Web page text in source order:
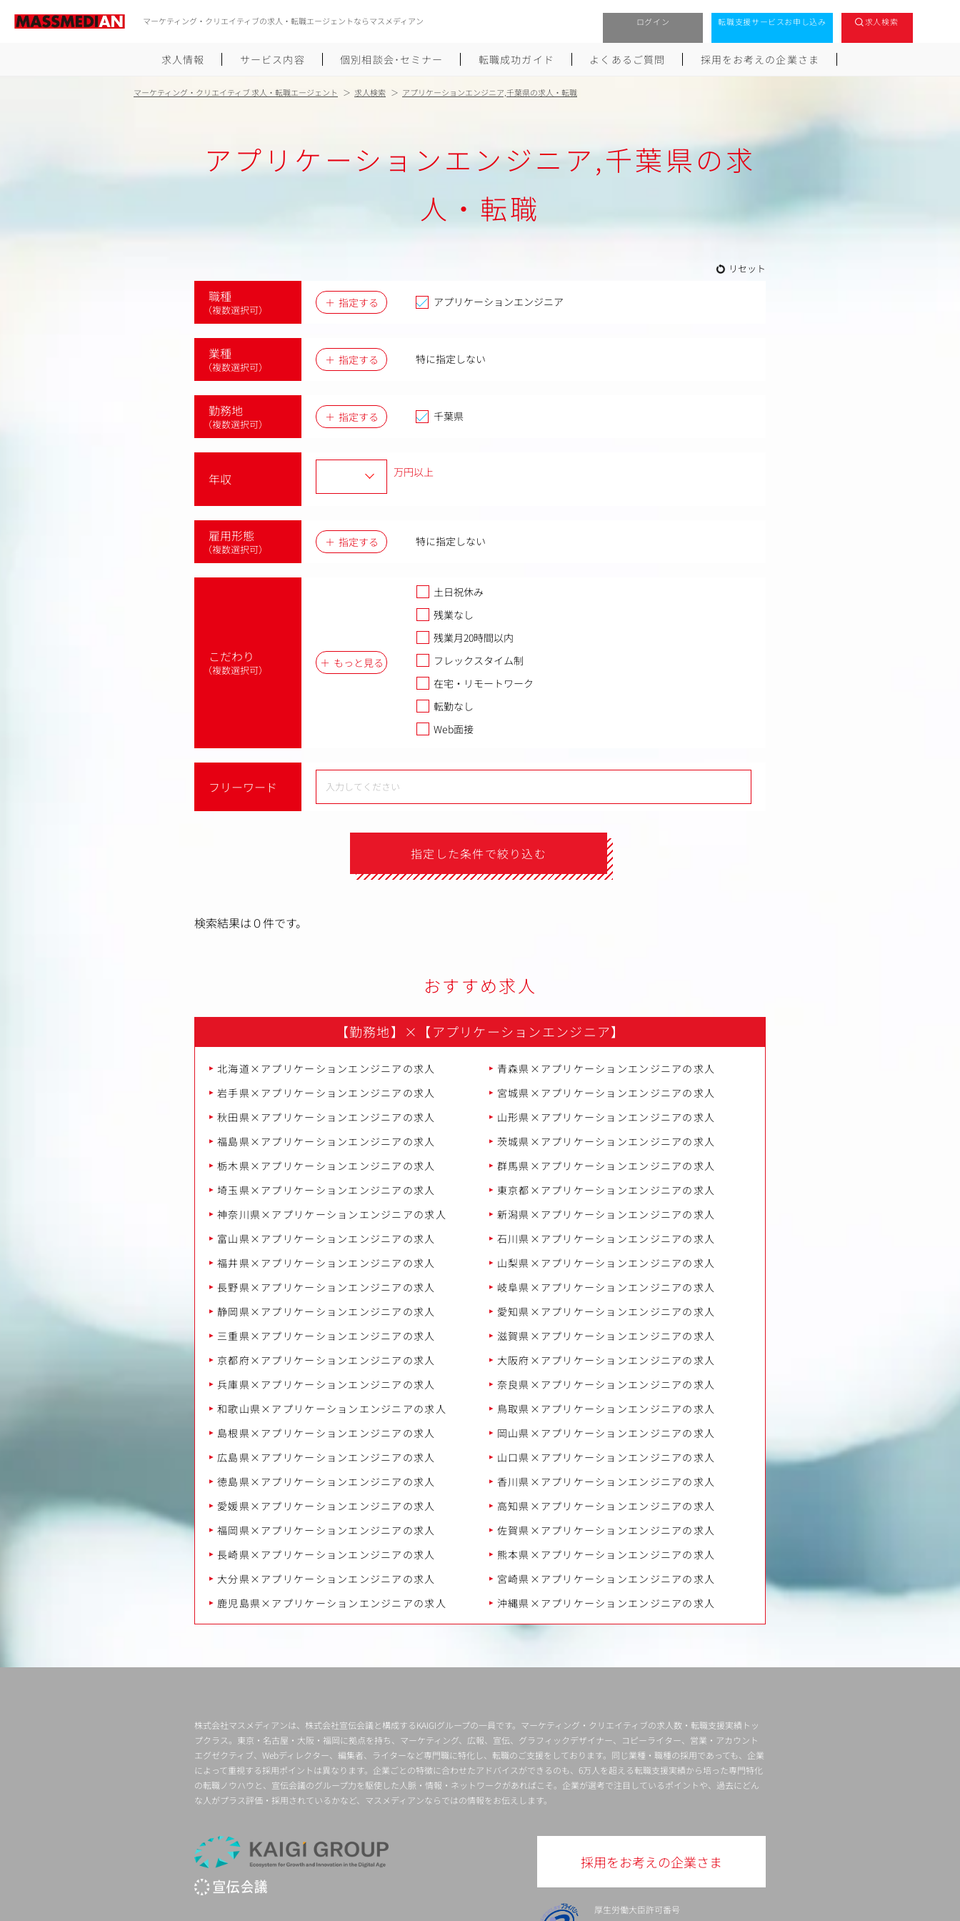
マーケティング・クリエイティブの求人・転職エージェントならマスメディアン ログイン 転職支援サービスお申し込み 求人検索
求人情報 サービス内容 個別相談会･セミナー 転職成功ガイド
履歴書のつくり方
ポートフォリオのつくり方
大手広告会社への転職
しゅふクリ･ママクリ転職
よくあるご質問 採用をお考えの企業さま
マーケティング・クリエイティブ 求人・転職エージェント 求人検索 アプリケーションエンジニア,千葉県の求人・転職
アプリケーションエンジニア,千葉県の求
人・転職
リセット
職種
（複数選択可）
指定する アプリケーションエンジニア
業種
（複数選択可）
指定する 特に指定しない
勤務地
（複数選択可）
指定する 千葉県
年収 万円以上
雇用形態
（複数選択可）
指定する 特に指定しない
こだわり
（複数選択可）
もっと見る
土日祝休み
残業なし
残業月20時間以内
フレックスタイム制
在宅・リモートワーク
転勤なし
Web面接
フリーワード
指定した条件で絞り込む
検索結果は０件です。
おすすめ求人
【勤務地】 × 【アプリケーションエンジニア】
北海道×アプリケーションエンジニアの求人
青森県×アプリケーションエンジニアの求人
岩手県×アプリケーションエンジニアの求人
宮城県×アプリケーションエンジニアの求人
秋田県×アプリケーションエンジニアの求人
山形県×アプリケーションエンジニアの求人
福島県×アプリケーションエンジニアの求人
茨城県×アプリケーションエンジニアの求人
栃木県×アプリケーションエンジニアの求人
群馬県×アプリケーションエンジニアの求人
埼玉県×アプリケーションエンジニアの求人
東京都×アプリケーションエンジニアの求人
神奈川県×アプリケーションエンジニアの求人
新潟県×アプリケーションエンジニアの求人
富山県×アプリケーションエンジニアの求人
石川県×アプリケーションエンジニアの求人
福井県×アプリケーションエンジニアの求人
山梨県×アプリケーションエンジニアの求人
長野県×アプリケーションエンジニアの求人
岐阜県×アプリケーションエンジニアの求人
静岡県×アプリケーションエンジニアの求人
愛知県×アプリケーションエンジニアの求人
三重県×アプリケーションエンジニアの求人
滋賀県×アプリケーションエンジニアの求人
京都府×アプリケーションエンジニアの求人
大阪府×アプリケーションエンジニアの求人
兵庫県×アプリケーションエンジニアの求人
奈良県×アプリケーションエンジニアの求人
和歌山県×アプリケーションエンジニアの求人
鳥取県×アプリケーションエンジニアの求人
島根県×アプリケーションエンジニアの求人
岡山県×アプリケーションエンジニアの求人
広島県×アプリケーションエンジニアの求人
山口県×アプリケーションエンジニアの求人
徳島県×アプリケーションエンジニアの求人
香川県×アプリケーションエンジニアの求人
愛媛県×アプリケーションエンジニアの求人
高知県×アプリケーションエンジニアの求人
福岡県×アプリケーションエンジニアの求人
佐賀県×アプリケーションエンジニアの求人
長崎県×アプリケーションエンジニアの求人
熊本県×アプリケーションエンジニアの求人
大分県×アプリケーションエンジニアの求人
宮崎県×アプリケーションエンジニアの求人
鹿児島県×アプリケーションエンジニアの求人
沖縄県×アプリケーションエンジニアの求人
株式会社マスメディアンは、株式会社宣伝会議と構成するKAIGIグループの一員です。マーケティング・クリエイティブの求人数・転職支援実績トッ
プクラス。東京・名古屋・大阪・福岡に拠点を持ち、マーケティング、広報、宣伝、グラフィックデザイナー、コピーライター、営業・アカウント
エグゼクティブ、Webディレクター、編集者、ライターなど専門職に特化し、転職のご支援をしております。同じ業種・職種の採用であっても、企業
によって重視する採用ポイントは異なります。企業ごとの特徴に合わせたアドバイスができるのも、6万人を超える転職支援実績から培った専門特化
の転職ノウハウと、宣伝会議のグループ力を駆使した人脈・情報・ネットワークがあればこそ。企業が選考で注目しているポイントや、過去にどん
な人がプラス評価・採用されているかなど、マスメディアンならではの情報をお伝えします。
採用をお考えの企業さま
厚生労働大臣許可番号